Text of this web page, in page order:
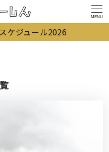
MENU
ケジュール2026